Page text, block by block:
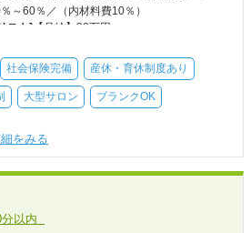
～60％／（内材料費10％）
スト] 【月給】28万円～
社会保険完備 産休・育休制度あり
大型サロン ブランクOK
以内